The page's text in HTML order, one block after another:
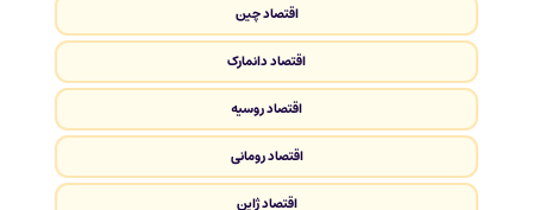
اقتصاد چین
اقتصاد دانمارک
اقتصاد روسیه
اقتصاد رومانی
اقتصاد ژاپن